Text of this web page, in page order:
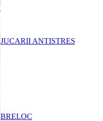
JUCARII ANTISTRES
BRELOC